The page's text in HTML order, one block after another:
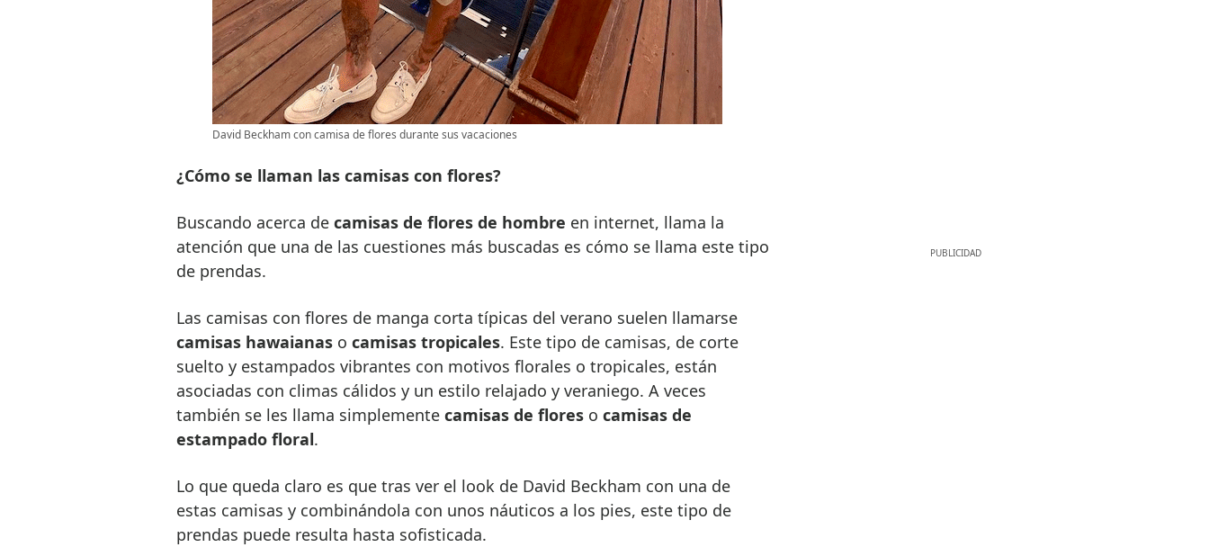
David Beckham con camisa de flores durante sus vacaciones
¿Cómo se llaman las camisas con flores?
Buscando acerca de camisas de flores de hombre en internet, llama la
atención que una de las cuestiones más buscadas es cómo se llama este tipo
de prendas.
Las camisas con flores de manga corta típicas del verano suelen llamarse
camisas hawaianaso camisas tropicales. Este tipo de camisas, de corte
suelto y estampados vibrantes con motivos florales o tropicales, están
asociadas con climas cálidos y un estilo relajado y veraniego. A veces
también se les llama simplemente camisas de floreso camisas de
estampado floral.
Lo que queda claro es que tras ver el look de David Beckham con una de
estas camisas y combinándola con unos náuticos a los pies, este tipo de
prendas puede resulta hasta sofisticada.